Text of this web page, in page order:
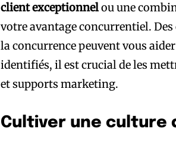
client exceptionnelou une
votre avantage concurrentiel.
la concurrence peuvent vous
identifiés, il est crucial de les
et supports marketing.
Cultiver une culture